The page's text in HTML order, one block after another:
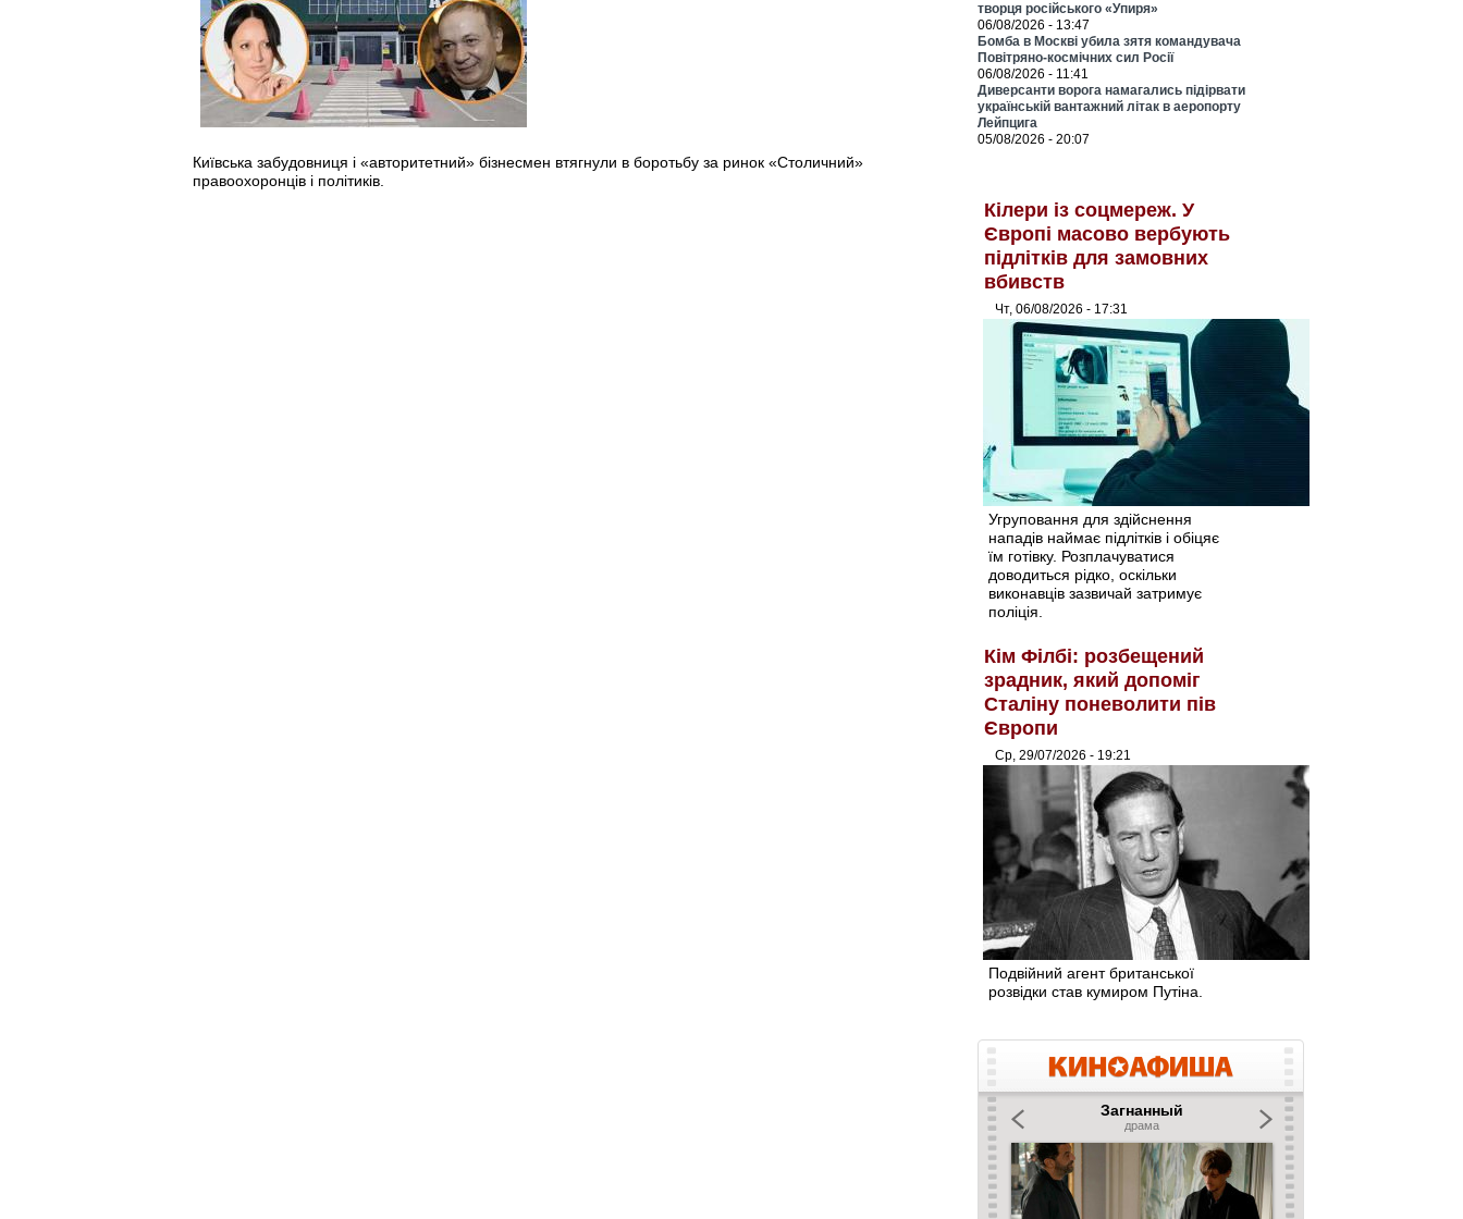
Київська забудовниця і «авторитетний» бізнесмен втягнули в боротьбу за ринок «Столичний»
правоохоронців і політиків.
творця російського «Упиря»
06/08/2026 - 13:47
Бомба в Москві убила зятя командувача
Повітряно-космічних сил Росії
06/08/2026 - 11:41
Диверсанти ворога намагались підірвати
українській вантажний літак в аеропорту
Лейпцига
05/08/2026 - 20:07
Кілери із соцмереж. У
Європі масово вербують
підлітків для замовних
вбивств
Чт, 06/08/2026 - 17:31
Угруповання для здійснення
нападів наймає підлітків і обіцяє
їм готівку. Розплачуватися
доводиться рідко, оскільки
виконавців зазвичай затримує
поліція.
Кім Філбі: розбещений
зрадник, який допоміг
Сталіну поневолити пів
Європи
Ср, 29/07/2026 - 19:21
Подвійний агент британської
розвідки став кумиром Путіна.